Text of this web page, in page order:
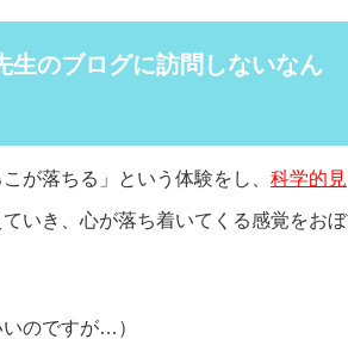
生のブログに訪問しないなん
が落ちる」という体験をし、 科学的見
いき、心が落ち着いてくる感覚をおぼ
のですが…）